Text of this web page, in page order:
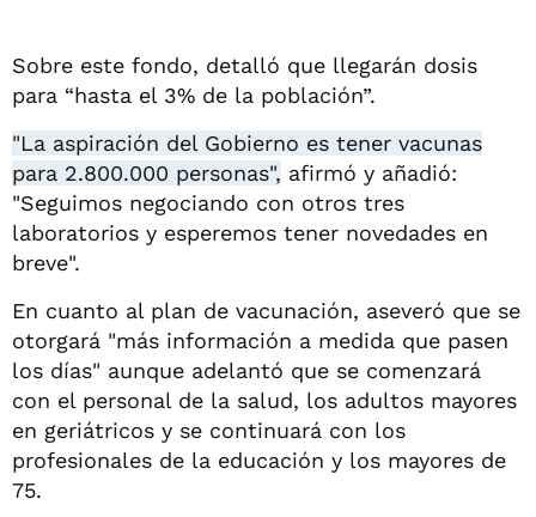
Sobre este fondo, detalló que llegarán dosis
para “hasta el 3% de la población”.
"La aspiración del Gobierno es tener vacunas
para 2.800.000 personas", afirmó y añadió:
"Seguimos negociando con otros tres
laboratorios y esperemos tener novedades en
breve".
En cuanto al plan de vacunación, aseveró que se
otorgará "más información a medida que pasen
los días" aunque adelantó que se comenzará
con el personal de la salud, los adultos mayores
en geriátricos y se continuará con los
profesionales de la educación y los mayores de
75.